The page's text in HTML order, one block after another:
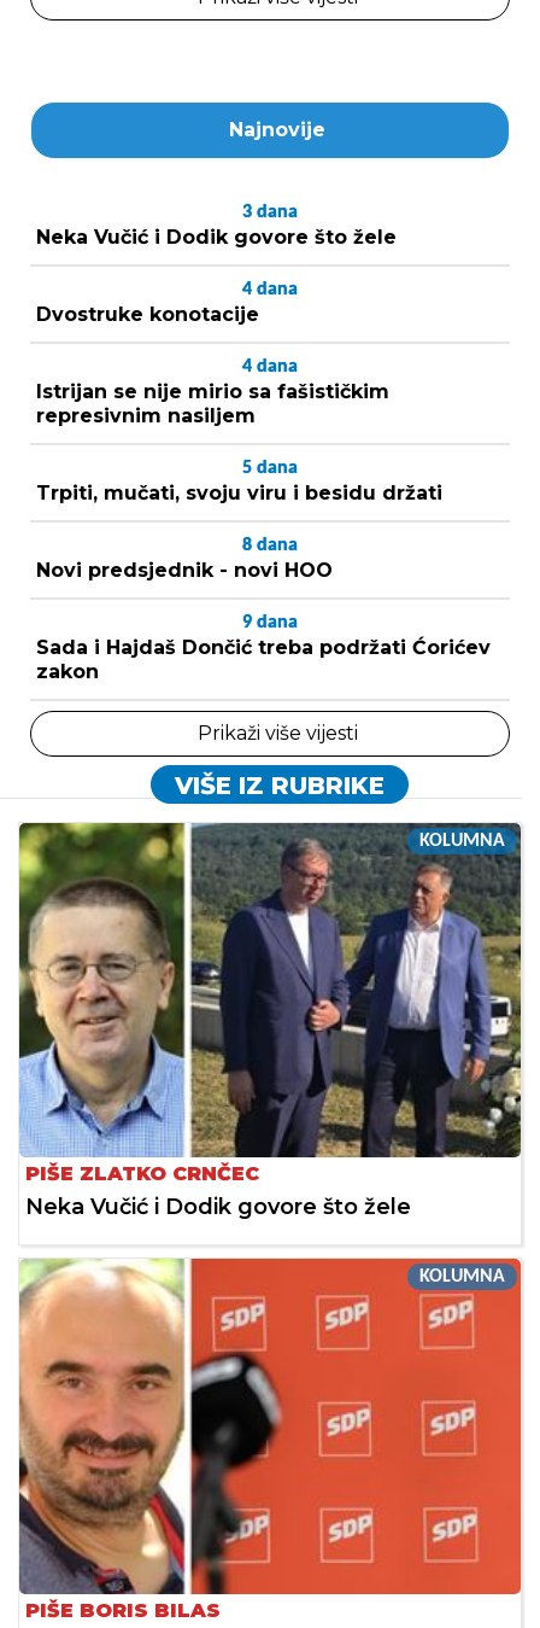
Najnovije
3 dana
Neka Vučić i Dodik govore što žele
4 dana
Dvostruke konotacije
4 dana
Istrijan se nije mirio sa fašističkim
represivnim nasiljem
5 dana
Trpiti, mučati, svoju viru i besidu držati
8 dana
Novi predsjednik - novi HOO
9 dana
Sada i Hajdaš Dončić treba podržati Ćorićev
zakon
Prikaži više vijesti
VIŠE IZ RUBRIKE
KOLUMNA
PIŠE ZLATKO CRNČEC
Neka Vučić i Dodik govore što žele
KOLUMNA
PIŠE BORIS BILAS